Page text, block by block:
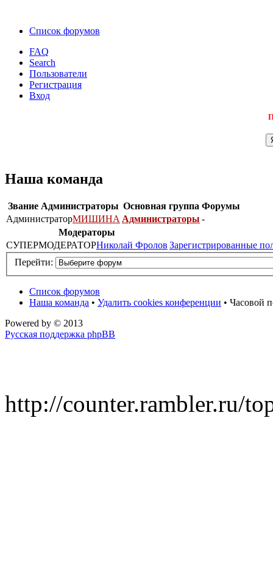
Список форумов
FAQ
Search
Пользователи
Регистрация
Вход
Наша команда
Звание Администраторы Основная группа Форумы
АдминистраторМИШИНА Администраторы -
Модераторы
СУПЕРМОДЕРАТОРНиколай Фролов Зарегистрированные
Перейти:
Список форумов
Наша команда • Удалить cookies конференции • Часовой
Powered by © 2013
Русская поддержка phpBB
http://counter.rambler.ru/